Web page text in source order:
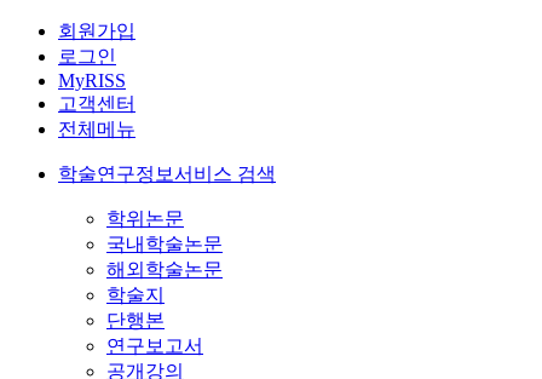
회원가입
로그인
MyRISS
고객센터
전체메뉴
학술연구정보서비스 검색
학위논문
국내학술논문
해외학술논문
학술지
단행본
연구보고서
공개강의